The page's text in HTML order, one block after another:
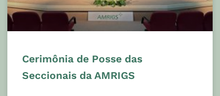
Cerimônia de Posse das
Seccionais da AMRIGS